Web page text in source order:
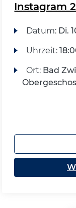
Instagram
Datum: Di.
Uhrzeit:
Ort: Bad